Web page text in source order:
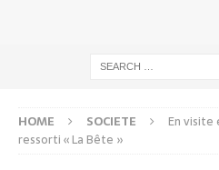
HOME SOCIETE
En visite
ressorti « La Bête »